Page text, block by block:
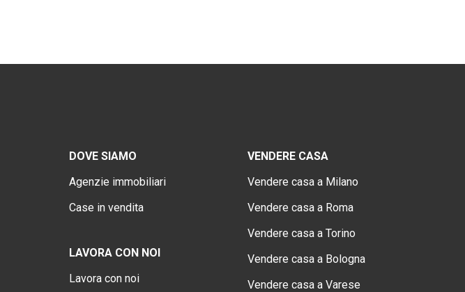
DOVE SIAMO
Agenzie immobiliari
Case in vendita
LAVORA CON NOI
Lavora con noi
VENDERE CASA
Vendere casa a Milano
Vendere casa a Roma
Vendere casa a Torino
Vendere casa a Bologna
Vendere casa a Varese